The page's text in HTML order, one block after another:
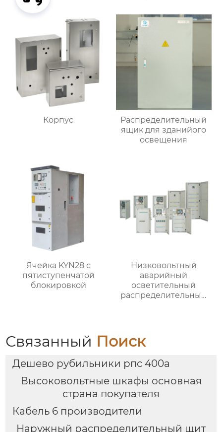
Корпус
Распределительный
ящик для зданийого
освещения
Ячейка KYN28 с
пятиступенчатой
блокировкой
Низковольтный
аварийный
осветительный
распределительный
Связанный Поиск
Дешево рубильники рпс 400а
Высоковольтные шкафы основная
страна покупателя
Кабель 6 производители
Наружный распределительный щит